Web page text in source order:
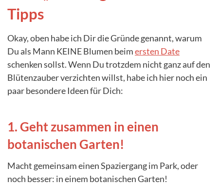
Tipps
Okay, oben habe ich Dir die Gründe genannt, warum
Du als Mann KEINE Blumen beimersten Date
schenken sollst. Wenn Du trotzdem nicht ganz auf den
Blütenzauber verzichten willst, habe ich hier noch ein
paar besondere Ideen für Dich:
1. Geht zusammen in einen
botanischen Garten!
Macht gemeinsam einen Spaziergang im Park, oder
noch besser: in einem botanischen Garten!